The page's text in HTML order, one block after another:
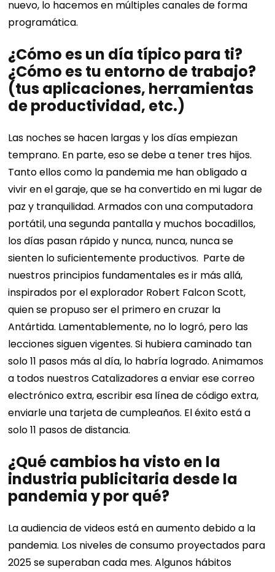
nuevo, lo hacemos en múltiples canales de forma
programática.
¿Cómo es un día típico para ti?
¿Cómo es tu entorno de trabajo?
(tus aplicaciones, herramientas
de productividad, etc.)
Las noches se hacen largas y los días empiezan
temprano. En parte, eso se debe a tener tres hijos.
Tanto ellos como la pandemia me han obligado a
vivir en el garaje, que se ha convertido en mi lugar de
paz y tranquilidad. Armados con una computadora
portátil, una segunda pantalla y muchos bocadillos,
los días pasan rápido y nunca, nunca, nunca se
sienten lo suficientemente productivos. Parte de
nuestros principios fundamentales es ir más allá,
inspirados por el explorador Robert Falcon Scott,
quien se propuso ser el primero en cruzar la
Antártida. Lamentablemente, no lo logró, pero las
lecciones siguen vigentes. Si hubiera caminado tan
solo 11 pasos más al día, lo habría logrado. Animamos
a todos nuestros Catalizadores a enviar ese correo
electrónico extra, escribir esa línea de código extra,
enviarle una tarjeta de cumpleaños. El éxito está a
solo 11 pasos de distancia.
¿Qué cambios ha visto en la
industria publicitaria desde la
pandemia y por qué?
La audiencia de videos está en aumento debido a la
pandemia. Los niveles de consumo proyectados para
2025 se superaban cada mes. Algunos hábitos